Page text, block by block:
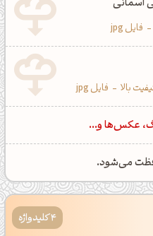
آسمانی
- فایل jpg
بالا - فایل jpg
عکس‌ها و...
می‌شود.
4 کلیدواژه